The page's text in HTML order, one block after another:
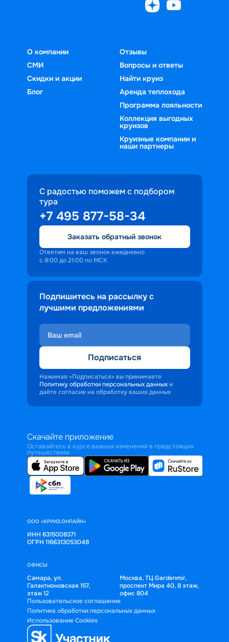
О компании
СМИ
Скидки и акции
Блог
Отзывы
Вопросы и ответы
Найти круиз
Аренда теплохода
Программа лояльности
Коллекция выгодных
круизов
Круизные компании и
наши партнеры
С радостью поможем с подбором
тура
+7 495 877-58-34
Заказать обратный звонок
Ответим на ваш звонок ежедневно
с 8:00 до 21:00 по МСК
Подпишитесь на рассылку с
лучшими предложениями
Подписаться
Нажимая «Подписаться» вы принимаете
Политику обработки персональных данных и
даёте согласие на обработку ваших данных
Скачайте приложение
Оставайтесь в курсе важных изменений в предстоящих
путешествиях
ООО «КРУИЗ.ОНЛАЙН»
ИНН 6315008371
ОГРН 1166313053048
ОФИСЫ
Самара, ул.
Галактионовская 157,
этаж 12
Москва, ТЦ Gardenmir,
проспект Мира 40, 8 этаж,
офис 804
Пользовательское соглашение
Политика обработки персональных данных
Использование Cookies